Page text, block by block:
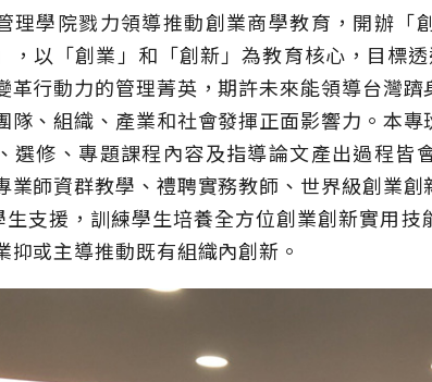
理學院戮力領導推動創業商學教育，開辦「
，以「創業」和「創新」為教育核心，目標
革行動力的管理菁英，期許未來能領導台灣
隊、組織、產業和社會發揮正面影響力。本
選修、專題課程內容及指導論文產出過程皆
業師資群教學、禮聘實務教師、世界級創業
生支援，訓練學生培養全方位創業創新實用技
抑或主導推動既有組織內創新。